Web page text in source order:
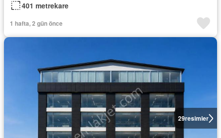
401 metrekare
1 hafta, 2 gün önce
29resimler